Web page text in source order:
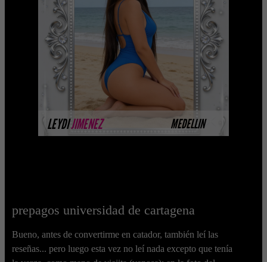
LEYDIJIMENEZ MEDELLIN
Platinum Esta modelo pertenece a
nuestro Catálogo Privado Platinum.
Selección privada de modelos con un
nivel de belleza y perform ...
MÁS INFORMACIÓN
prepagos universidad de cartagena
Bueno, antes de convertirme en catador, también leí las
reseñas... pero luego esta vez no leí nada excepto que tenía